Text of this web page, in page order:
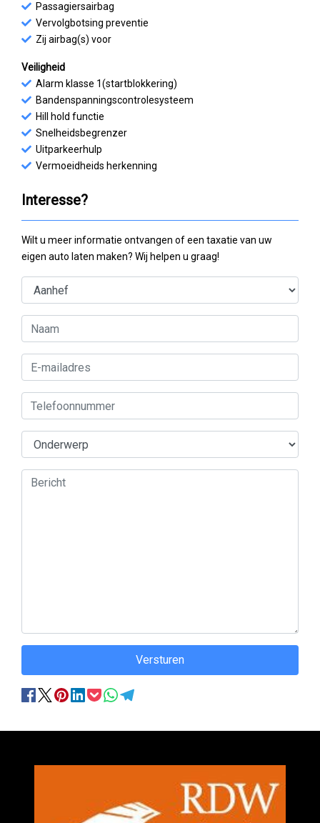
Passagiersairbag
Vervolgbotsing preventie
Zij airbag(s) voor
Veiligheid
Alarm klasse 1(startblokkering)
Bandenspanningscontrolesysteem
Hill hold functie
Snelheidsbegrenzer
Uitparkeerhulp
Vermoeidheids herkenning
Interesse?
Wilt u meer informatie ontvangen of een taxatie van uw
eigen auto laten maken? Wij helpen u graag!
Versturen